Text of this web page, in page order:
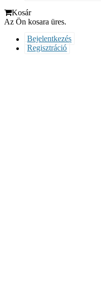
Kosár
Az Ön kosara üres.
Bejelentkezés
Regisztráció